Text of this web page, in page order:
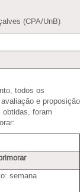
(CPA/UnB)
todos os
e proposição
foram
semana